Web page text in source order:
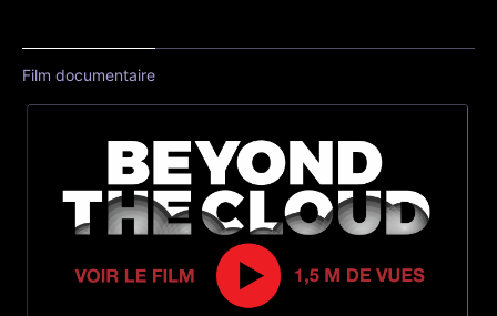
Film documentaire